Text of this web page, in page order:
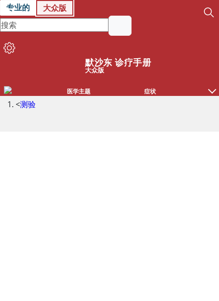
专业的 大众版
默沙东 诊疗手册
大众版
医学主题 症状
<测验